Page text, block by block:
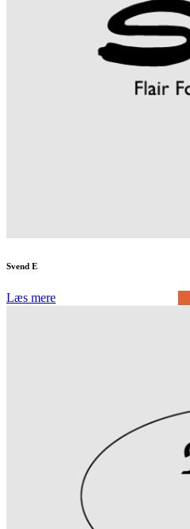
Svend E
Læs mere